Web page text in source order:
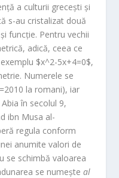
a culturii grecești și
s-au cristalizat două
funcție. Pentru vechii
adică, ceea ce
$x^2-5x+4=0$,
Numerele se
la romani), iar
în secolul 9,
ibn Musa al-
regula conform
anumite valori de
se schimbă valoarea
se numeșteal